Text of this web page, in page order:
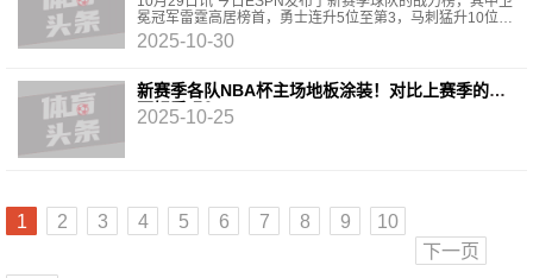
冕冠军雷霆高居榜首，勇士连升5位至第3，马刺猛升10位来
到第6，快船排第7，火箭排名第11，湖人第12，公牛升11
位来
2025-10-30
新赛季各队NBA杯主场地板涂装！对比上赛季的有
更好看吗？
2025-10-25
1 2 3 4 5 6 7 8 9
10
下一页